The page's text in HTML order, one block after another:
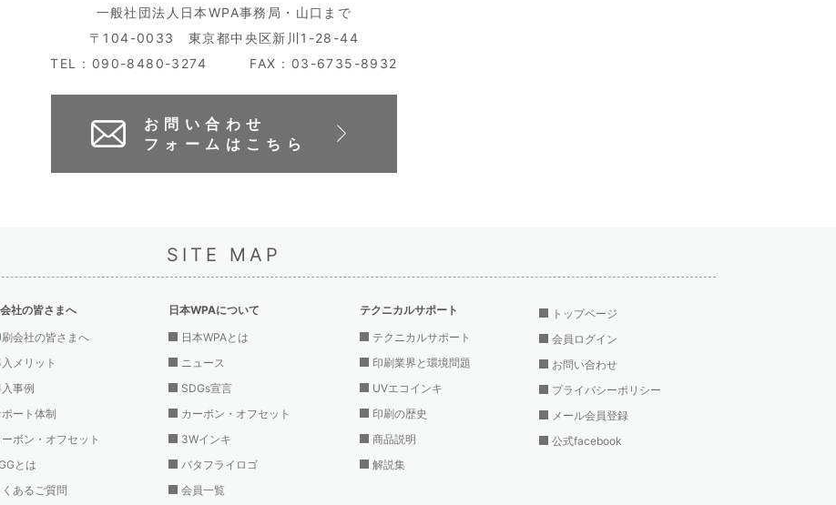
一般社団法人日本WPA事務局・山口まで
〒104-0033 東京都中央区新川1-28-44
TEL : 090-8480-3274
FAX : 03-6735-8932
お問い合わせ
フォームはこちら
SITE MAP
社の皆さまへ
刷会社の皆さまへ
メリット
事例
ート体制
ーボン・オフセット
とは
くあるご質問
日本WPAについて
日本WPAとは
ニュース
SDGs宣言
カーボン・オフセット
3Wインキ
バタフライロゴ
会員一覧
テクニカルサポート
テクニカルサポート
印刷業界と環境問題
UVエコインキ
印刷の歴史
商品説明
解説集
トップページ
会員ログイン
お問い合わせ
プライバシーポリシー
メール会員登録
公式facebook